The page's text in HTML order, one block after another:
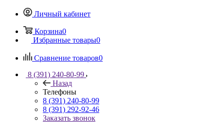
Личный кабинет
Корзина0
Избранные товары0
Сравнение товаров0
8 (391) 240-80-99
Назад
Телефоны
8 (391) 240-80-99
8 (391) 292-92-46
Заказать звонок